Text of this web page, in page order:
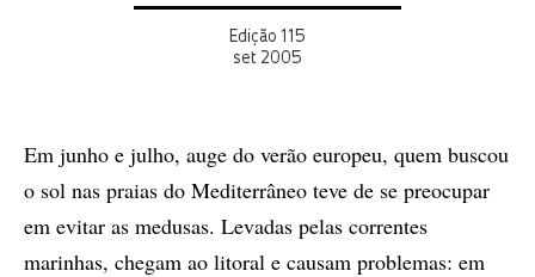
Edição 115
set 2005
Em junho e julho, auge do verão europeu, quem buscou
o sol nas praias do Mediterrâneo teve de se preocupar
em evitar as medusas. Levadas pelas correntes
marinhas, chegam ao litoral e causam problemas: em